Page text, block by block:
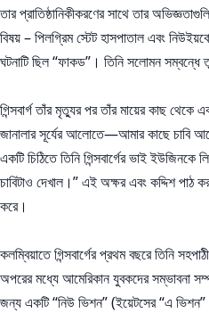
তার প্রাতিষ্ঠানিকীকরণের সাথে তার
বিষয় – পিলগ্রিম স্টেট হাসপাতাল এবং
ঘটনাটি ছিল “ফাকড”। তিনি সলোমন সম্বন্ধে
গিন্সবার্গ তাঁর মৃত্যুর পর তাঁর মায়ের কাছ থেকে
জানালার সূর্যের আলোতে—আমার কাছে চাবি
একটি চিঠিতে তিনি গিন্সবার্গের ভাই
চাবিটাও দেখাল।” এই অক্ষর এবং কদ্দিশ পাঠ
করে।
কলম্বিয়াতে গিন্সবার্গের প্রথম বছরে তিনি
অপরের মধ্যে আমেরিকান যুবকদের সম্ভাবনা
জন্য একটি “নিউ ভিশন” (ইয়েটসের “এ ভিশন”